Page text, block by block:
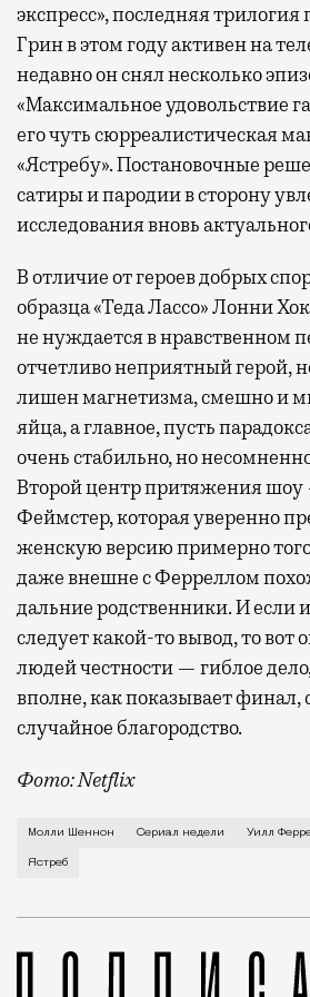
экспресс», последняя трилогия
Грин в этом году активен на
недавно он снял несколько
«Максимальное удовольствие
его чуть сюрреалистическая
«Ястребу». Постановочные
сатиры и пародии в сторону
исследования вновь
В отличие от героев добрых
образца «Теда Лассо» Лонни
не нуждается в нравственном
отчетливо неприятный герой,
лишен магнетизма, смешно и
яйца, а главное, пусть
очень стабильно, но
Второй центр притяжения
Феймстер, которая уверенно
женскую версию примерно
даже внешне с Ферреллом
дальние родственники. И если
следует какой-то вывод, то вот
людей честности — гиблое
вполне, как показывает финал,
случайное благородство.
Фото: Netflix
Когда-то Лонни Хокинс (Уилл
Молли Шеннон Сериал недели Уилл
Ястреб